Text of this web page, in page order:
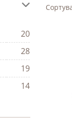
20
28
19
14